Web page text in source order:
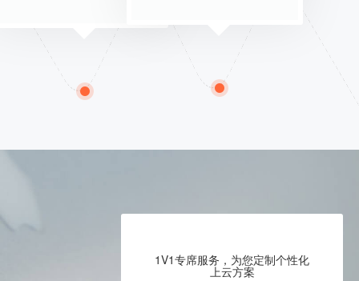
1V1专席服务，为您定制个性化
上云方案